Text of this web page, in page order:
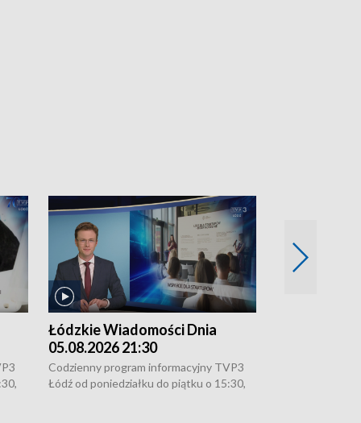
Łódzkie Wiadomości Dnia
05.08.2026 21:30
Codzienny program informacyjny TVP3
Łódź od poniedziałku do piątku o 15:30,